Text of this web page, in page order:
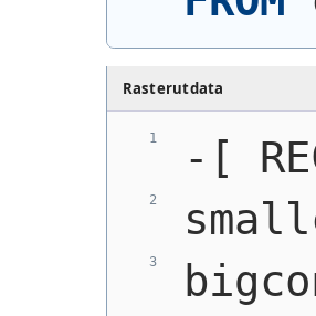
Rasterutdata
-[